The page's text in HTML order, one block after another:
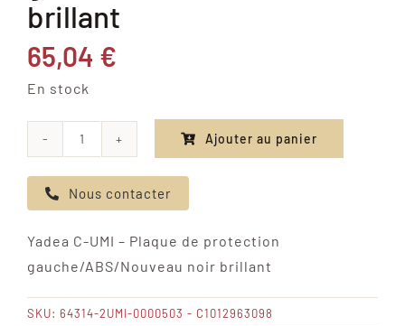
brillant
65,04 €
En stock
de
Yadea
UMI
-
Plaque
Ajouter au panier
Nous contacter
Yadea C-UMI – Plaque de protection
gauche/ABS/Nouveau noir brillant
SKU: 64314-2UMI-0000503 - C1012963098